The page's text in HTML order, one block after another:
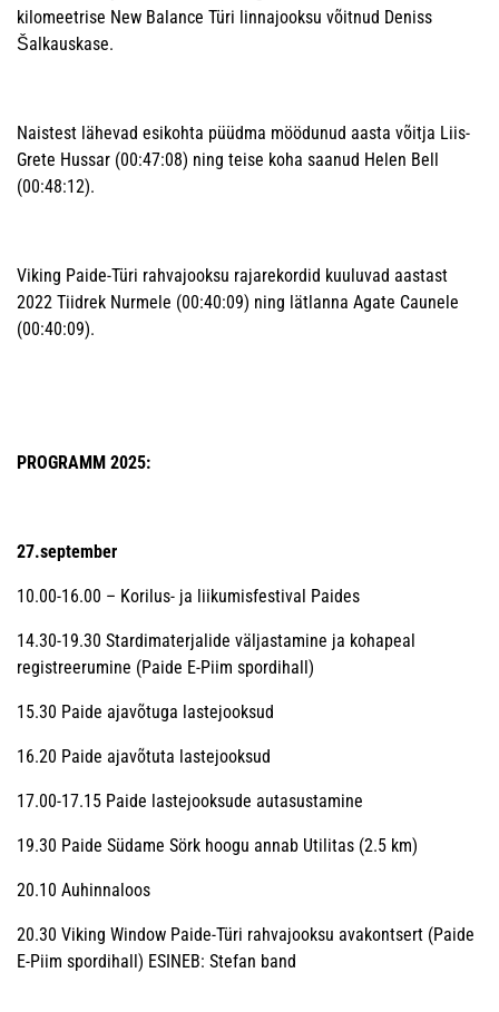
kilomeetrise New Balance Türi linnajooksu võitnud Deniss
Šalkauskase.
Naistest lähevad esikohta püüdma möödunud aasta võitja Liis-
Grete Hussar (00:47:08) ning teise koha saanud Helen Bell
(00:48:12).
Viking Paide-Türi rahvajooksu rajarekordid kuuluvad aastast
2022 Tiidrek Nurmele (00:40:09) ning lätlanna Agate Caunele
(00:40:09).
PROGRAMM 2025:
27.september
10.00-16.00 – Korilus- ja liikumisfestival Paides
14.30-19.30 Stardimaterjalide väljastamine ja kohapeal
registreerumine (Paide E-Piim spordihall)
15.30 Paide ajavõtuga lastejooksud
16.20 Paide ajavõtuta lastejooksud
17.00-17.15 Paide lastejooksude autasustamine
19.30 Paide Südame Sörk hoogu annab Utilitas (2.5 km)
20.10 Auhinnaloos
20.30 Viking Window Paide-Türi rahvajooksu avakontsert (Paide
E-Piim spordihall) ESINEB: Stefan band